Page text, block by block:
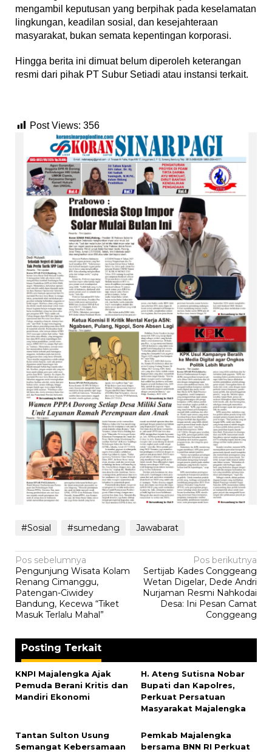
mengambil keputusan yang berpihak pada keselamatan
lingkungan, keadilan sosial, dan kesejahteraan
masyarakat, bukan semata kepentingan korporasi.
‎Hingga berita ini dimuat belum diperoleh keterangan
resmi dari pihak PT Subur Setiadi atau instansi terkait.
Post Views: 356
#Sosial #sumedang Jawabarat
Navigasi
pos
Pos sebelumnya
Pengunjung Wisata Kolam
Renang Cimanggu,
Patengan-Ciwidey
Bandung, Kecewa “Tiket
Masuk Terlalu Mahal”
Pos berikutnya
‎Sertijab Kades Conggeang
Wetan Digelar, Dede Andri
Nurjaman Resmi Nahkodai
Desa: Ini Pesan Camat
Conggeang
Posting Terkait
KNPI Majalengka Ajak
Pemuda Berani Kritis dan
Mandiri Ekonomi
H. Ateng Sutisna Nobar
Bupati dan Kapolres,
Perkuat Persatuan
Masyarakat Majalengka
‎Tantan Sulton Usung
Semangat Kebersamaan
Pemkab Majalengka
bersama BNN RI Perkuat